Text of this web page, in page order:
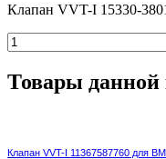
Клапан VVT-I 15330-
Товары данной
Клапан VVT-I 11367587760 для